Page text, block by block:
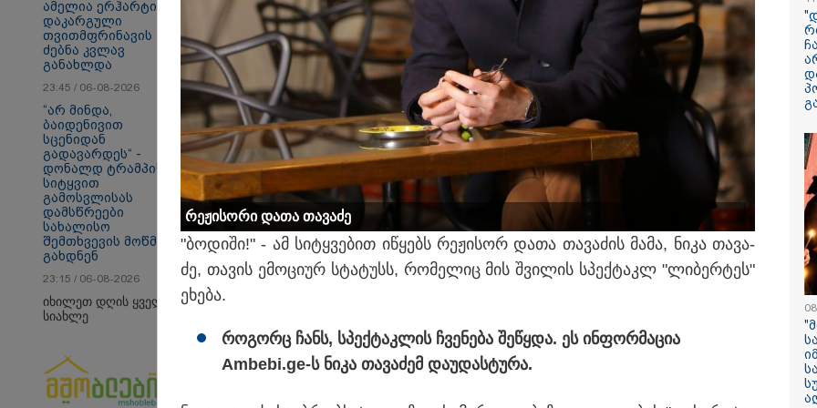
სამართალი
13:59 / 06-08-2026
ნიკა მელიას
სასამართლოს
1 წლით და 6
თავისუფლების
მიესაჯა
ამელია ერჰარტის
დაკარგული
თვითმფრინავის
ძებნა კვლავ
განახლდა
23:45 / 06-08-2026
“არ მინდა,
ბაიდენივით
სცენიდან
გადავარდეს“ -
დონალდ ტრამპის
სიტყვით
გამოსვლისას
დამსწრეები
სახალისო
შემთხვევის მოწმენი
გახდნენ
23:15 / 06-08-2026
იხილეთ დღის ყველა
სიახლე
რე­ჟი­სო­რი დათა თა­ვა­ძე
"ბო­დი­ში!" - ამ სი­ტყვე­ბით იწყებს რე­ჟი­სორ დათა თა­ვა­ძის მამა, ნიკა თა­ვა­
ძე, თა­ვის ემო­ცი­ურ სტა­ტუსს, რო­მე­ლიც მის შვი­ლის სპექ­ტაკლ "ლი­ბერ­ტეს"
ეხე­ბა.
რო­გორც ჩანს, სპექ­ტაკ­ლის ჩვე­ნე­ბა შე­წყდა. ეს ინ­ფორ­მა­ცია
Ambebi.ge-ს ნიკა თა­ვა­ძემ და­უ­დას­ტუ­რა.